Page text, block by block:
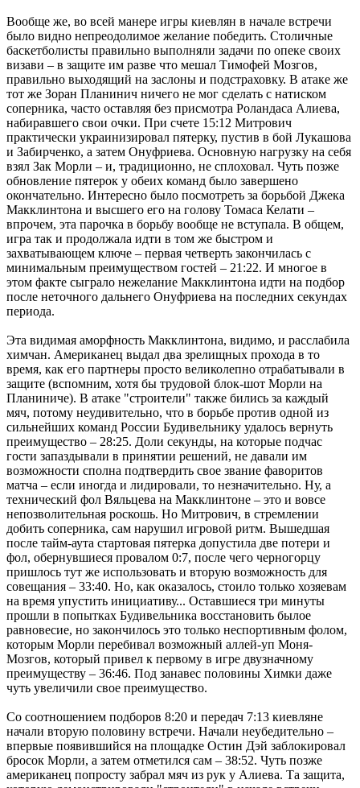
Вообще же, во всей манере игры киевлян в начале встречи
было видно непреодолимое желание победить. Столичные
баскетболисты правильно выполняли задачи по опеке своих
визави – в защите им разве что мешал Тимофей Мозгов,
правильно выходящий на заслоны и подстраховку. В атаке же
тот же Зоран Планинич ничего не мог сделать с натиском
соперника, часто оставляя без присмотра Роландаса Алиева,
набиравшего свои очки. При счете 15:12 Митрович
практически украинизировал пятерку, пустив в бой Лукашова
и Забирченко, а затем Онуфриева. Основную нагрузку на себя
взял Зак Морли – и, традиционно, не сплоховал. Чуть позже
обновление пятерок у обеих команд было завершено
окончательно. Интересно было посмотреть за борьбой Джека
Макклинтона и высшего его на голову Томаса Келати –
впрочем, эта парочка в борьбу вообще не вступала. В общем,
игра так и продолжала идти в том же быстром и
захватывающем ключе – первая четверть закончилась с
минимальным преимуществом гостей – 21:22. И многое в
этом факте сыграло нежелание Макклинтона идти на подбор
после неточного дальнего Онуфриева на последних секундах
периода.
Эта видимая аморфность Макклинтона, видимо, и расслабила
химчан. Американец выдал два зрелищных прохода в то
время, как его партнеры просто великолепно отрабатывали в
защите (вспомним, хотя бы трудовой блок-шот Морли на
Планиниче). В атаке "строители" также бились за каждый
мяч, потому неудивительно, что в борьбе против одной из
сильнейших команд России Будивельнику удалось вернуть
преимущество – 28:25. Доли секунды, на которые подчас
гости запаздывали в принятии решений, не давали им
возможности сполна подтвердить свое звание фаворитов
матча – если иногда и лидировали, то незначительно. Ну, а
технический фол Вяльцева на Макклинтоне – это и вовсе
непозволительная роскошь. Но Митрович, в стремлении
добить соперника, сам нарушил игровой ритм. Вышедшая
после тайм-аута стартовая пятерка допустила две потери и
фол, обернувшиеся провалом 0:7, после чего черногорцу
пришлось тут же использовать и вторую возможность для
совещания – 33:40. Но, как оказалось, стоило только хозяевам
на время упустить инициативу... Оставшиеся три минуты
прошли в попытках Будивельника восстановить былое
равновесие, но закончилось это только неспортивным фолом,
которым Морли перебивал возможный аллей-уп Моня-
Мозгов, который привел к первому в игре двузначному
преимуществу – 36:46. Под занавес половины Химки даже
чуть увеличили свое преимущество.
Со соотношением подборов 8:20 и передач 7:13 киевляне
начали вторую половину встречи. Начали неубедительно –
впервые появившийся на площадке Остин Дэй заблокировал
бросок Морли, а затем отметился сам – 38:52. Чуть позже
американец попросту забрал мяч из рук у Алиева. Та защита,